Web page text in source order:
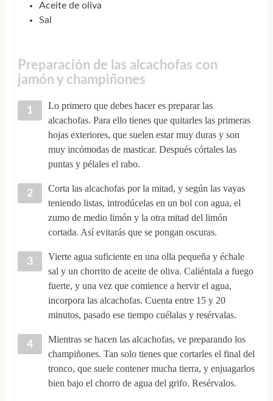
Aceite de oliva
Sal
Preparación de las alcachofas con
jamón y champiñones
Lo primero que debes hacer es preparar las
alcachofas. Para ello tienes que quitarles las primeras
hojas exteriores, que suelen estar muy duras y son
muy incómodas de masticar. Después córtales las
puntas y pélales el rabo.
Corta las alcachofas por la mitad, y según las vayas
teniendo listas, introdúcelas en un bol con agua, el
zumo de medio limón y la otra mitad del limón
cortada. Así evitarás que se pongan oscuras.
Vierte agua suficiente en una olla pequeña y échale
sal y un chorrito de aceite de oliva. Caliéntala a fuego
fuerte, y una vez que comience a hervir el agua,
incorpora las alcachofas. Cuenta entre 15 y 20
minutos, pasado ese tiempo cuélalas y resérvalas.
Mientras se hacen las alcachofas, ve preparando los
champiñones. Tan solo tienes que cortarles el final del
tronco, que suele contener mucha tierra, y enjuagarlos
bien bajo el chorro de agua del grifo. Resérvalos.